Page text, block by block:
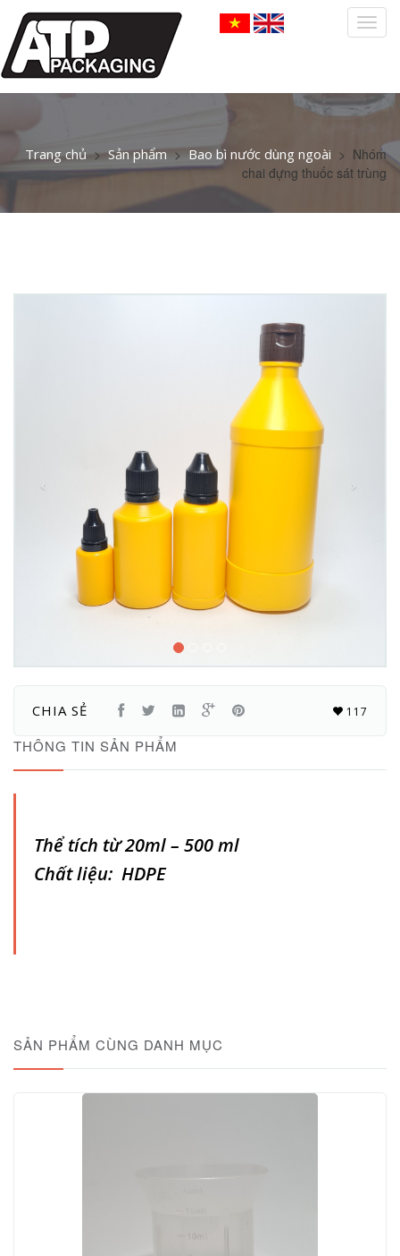
Trang chủ > Sản phẩm > Bao bì nước dùng ngoài > Nhóm
chai đựng thuốc sát trùng
CHIA SẺ 117
THÔNG TIN SẢN PHẨM
Thể tích từ 20ml – 500 ml
Chất liệu: HDPE
SẢN PHẨM CÙNG DANH MỤC